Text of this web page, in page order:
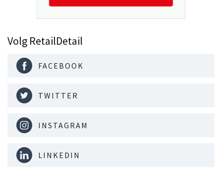
Volg RetailDetail
FACEBOOK
TWITTER
INSTAGRAM
LINKEDIN